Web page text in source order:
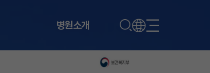
병원소개